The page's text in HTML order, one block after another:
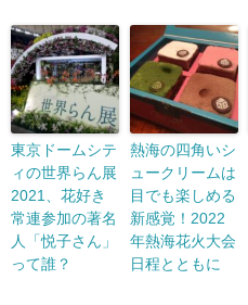
東京ドームシテ
ィの世界らん展
2021、花好き
常連参加の著名
人「悦子さん」
って誰？
熱海の四角いシ
ュークリームは
目でも楽しめる
新感覚！2022
年熱海花火大会
日程とともに